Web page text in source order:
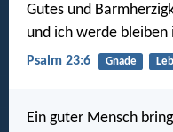
Gutes und
und ich werde bleiben
Psalm 23:6 Gnade
Ein guter Mensch